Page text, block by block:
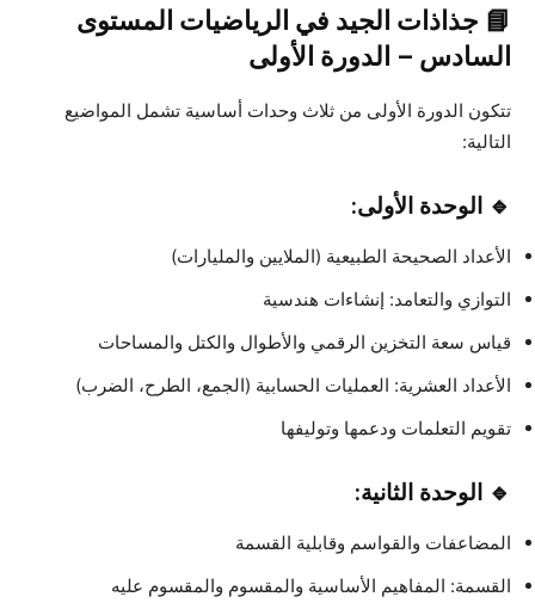
📘 جذاذات الجيد في الرياضيات المستوى
السادس – الدورة الأولى
تتكون الدورة الأولى من ثلاث وحدات أساسية تشمل المواضيع
التالية:
🔹 الوحدة الأولى:
الأعداد الصحيحة الطبيعية (الملايين والمليارات)
التوازي والتعامد: إنشاءات هندسية
قياس سعة التخزين الرقمي والأطوال والكتل والمساحات
الأعداد العشرية: العمليات الحسابية (الجمع، الطرح، الضرب)
تقويم التعلمات ودعمها وتوليفها
🔹 الوحدة الثانية:
المضاعفات والقواسم وقابلية القسمة
القسمة: المفاهيم الأساسية والمقسوم والمقسوم عليه